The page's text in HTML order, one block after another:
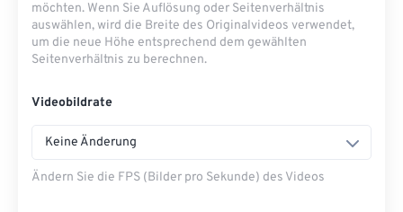
möchten. Wenn Sie Auflösung oder Seitenverhältnis
auswählen, wird die Breite des Originalvideos verwendet,
um die neue Höhe entsprechend dem gewählten
Seitenverhältnis zu berechnen.
Videobildrate
Keine Änderung
Ändern Sie die FPS (Bilder pro Sekunde) des Videos